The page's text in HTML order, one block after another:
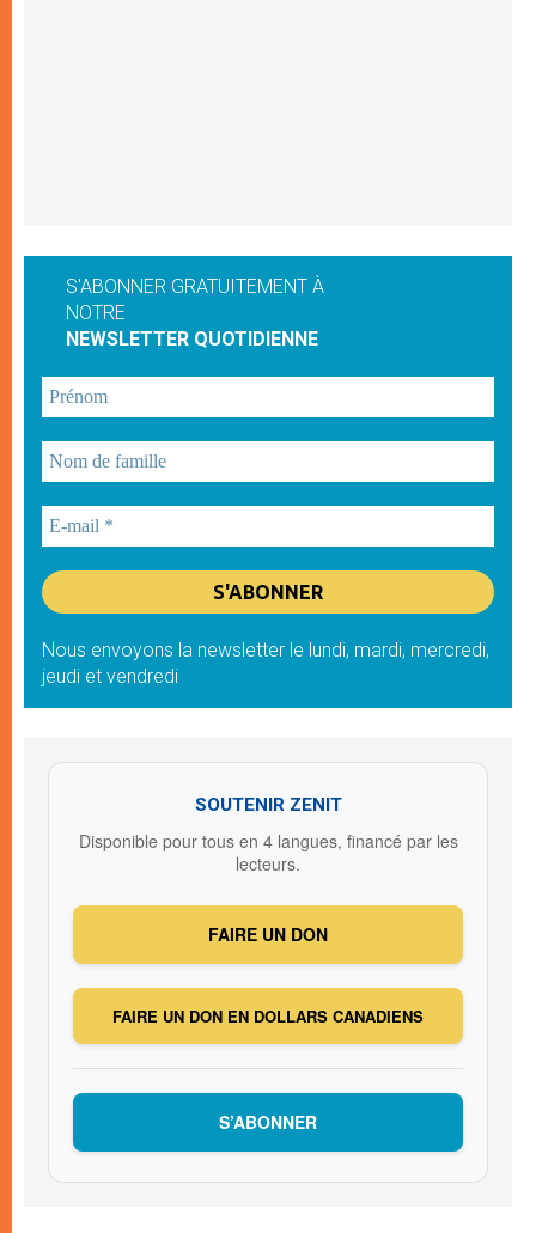
S'ABONNER GRATUITEMENT À
NOTRE
NEWSLETTER QUOTIDIENNE
Nous envoyons la newsletter le lundi, mardi, mercredi,
jeudi et vendredi
SOUTENIR ZENIT
Disponible pour tous en 4 langues, financé par les
lecteurs.
FAIRE UN DON
FAIRE UN DON EN DOLLARS CANADIENS
S’ABONNER